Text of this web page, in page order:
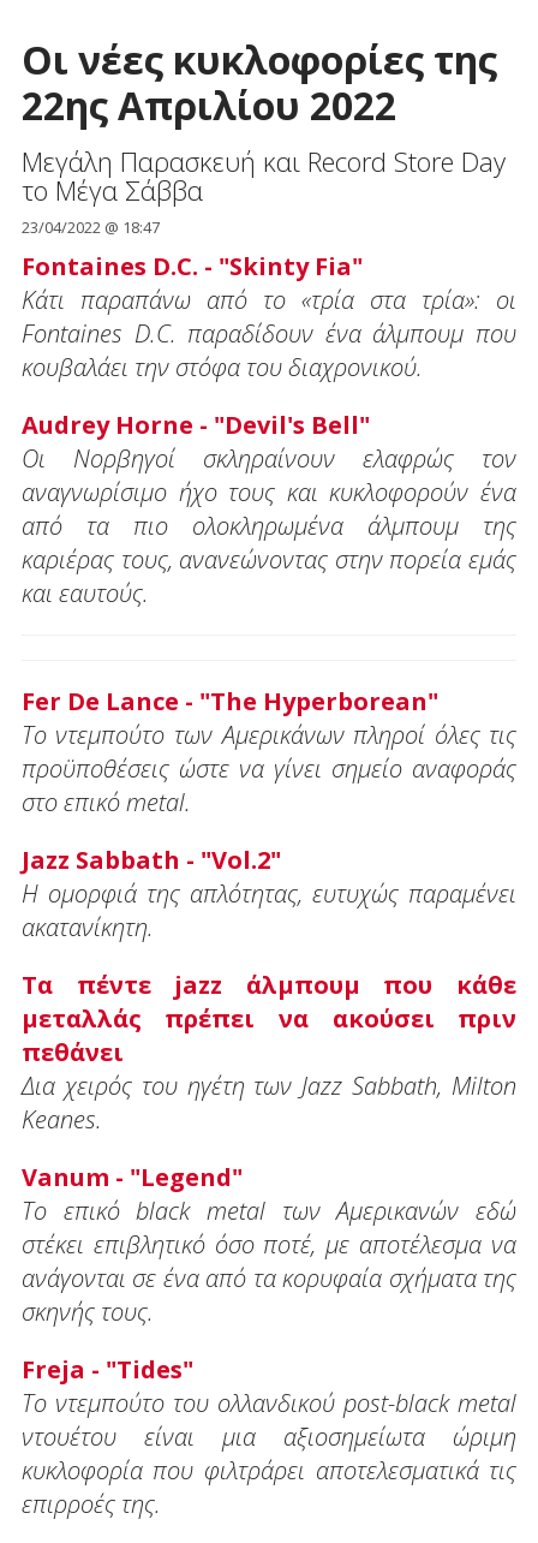
Οι νέες κυκλοφορίες της
22ης Απριλίου 2022
Μεγάλη Παρασκευή και Record Store Day
το Μέγα Σάββα
23/04/2022 @ 18:47
Fontaines D.C. - "Skinty Fia"
Κάτι παραπάνω από το «τρία στα τρία»: οι
Fontaines D.C. παραδίδουν ένα άλμπουμ που
κουβαλάει την στόφα του διαχρονικού.
Audrey Horne - "Devil's Bell"
​Οι Νορβηγοί σκληραίνουν ελαφρώς τον
αναγνωρίσιμο ήχο τους και κυκλοφορούν ένα
από τα πιο ολοκληρωμένα άλμπουμ της
καριέρας τους, ανανεώνοντας στην πορεία εμάς
και εαυτούς.
Fer De Lance - "The Hyperborean"
Το ντεμπούτο των Αμερικάνων πληροί όλες τις
προϋποθέσεις ώστε να γίνει σημείο αναφοράς
στο επικό metal.
Jazz Sabbath - "Vol.2"
Η ομορφιά της απλότητας, ευτυχώς παραμένει
ακατανίκητη.
Τα πέντε jazz άλμπουμ που κάθε
μεταλλάς πρέπει να ακούσει πριν
πεθάνει
Δια χειρός του ηγέτη των Jazz Sabbath, Milton
Keanes.
Vanum - "Legend"
To επικό black metal των Αμερικανών εδώ
στέκει επιβλητικό όσο ποτέ, με αποτέλεσμα να
ανάγονται σε ένα από τα κορυφαία σχήματα της
σκηνής τους.
Freja - "Tides"
Το ντεμπούτο του ολλανδικού post-black metal
ντουέτου είναι μια αξιοσημείωτα ώριμη
κυκλοφορία που φιλτράρει αποτελεσματικά τις
επιρροές της.